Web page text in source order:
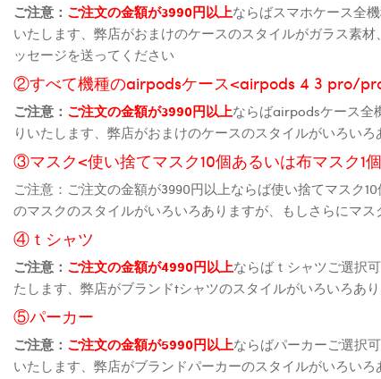
ご注意： ご注文の金額が3990円以上ならばスマホケース全
いたします、弊店がおまけのケースのスタイルがガラス素
ッセージを送ってください
②すべて機種のairpodsケース<airpods 4 3 pro/
ご注意： ご注文の金額が3990円以上ならばairpodsケース全
りいたします、弊店がおまけのケースのスタイルがいろい
③マスク<使い捨てマスク10個あるいは布マスク1
ご注意：ご注文の金額が3990円以上ならば使い捨てマスク
のマスクのスタイルがいろいろありますが、もしさらにマ
④ｔシャツ
ご注意： ご注文の金額が4990円以上ならばｔシャツご選択
たします、弊店がブランドtシャツのスタイルがいろいろあ
⑤パーカー
ご注意： ご注文の金額が5990円以上ならばパーカーご選択
いたします、弊店がブランドパーカーのスタイルがいろい